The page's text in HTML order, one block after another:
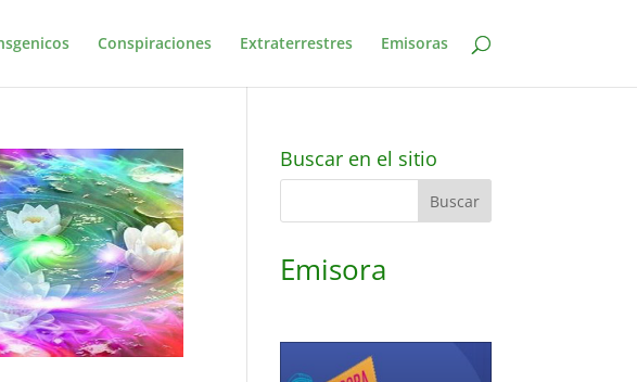
Conspiraciones Extraterrestres Emisoras
Buscar en el sitio
Emisora
Reproductor
audio